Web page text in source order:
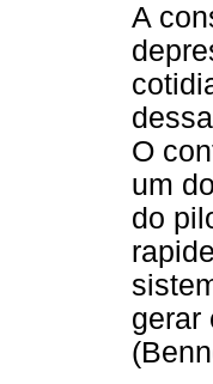
A
O
um
do
gerar